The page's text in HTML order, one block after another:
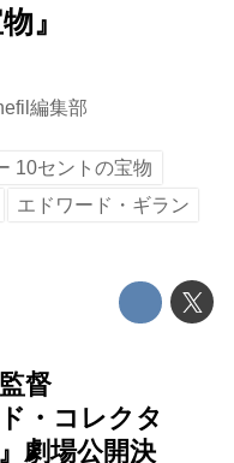
』
編集部
10セントの宝物
エドワード・ギラン
督
・コレクタ
劇場公開決